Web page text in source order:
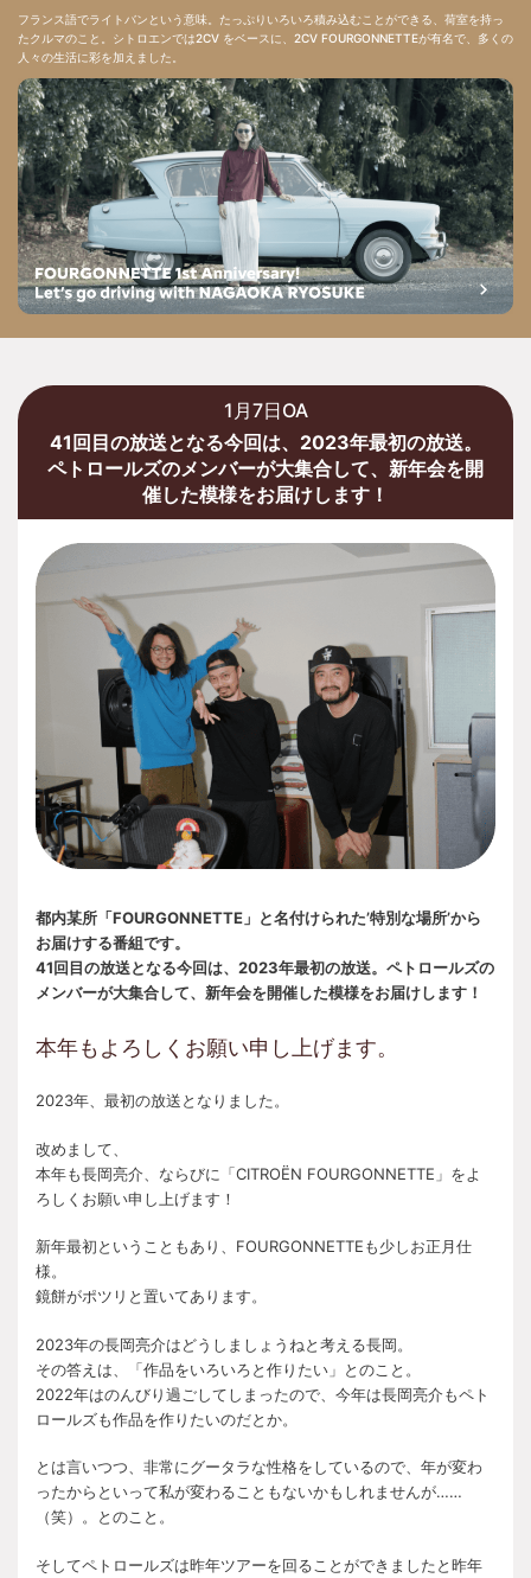
フランス語でライトバンという意味。たっぷりいろいろ積み込むことができる、荷室を持っ
たクルマのこと。シトロエンでは2CV をベースに、2CV FOURGONNETTEが有名で、多くの
人々の生活に彩を加えました。
1月7日OA
41回目の放送となる今回は、2023年最初の放送。
ペトロールズのメンバーが大集合して、新年会を開
催した模様をお届けします！
都内某所「FOURGONNETTE」と名付けられた’特別な場所’から
お届けする番組です。
41回目の放送となる今回は、2023年最初の放送。ペトロールズの
メンバーが大集合して、新年会を開催した模様をお届けします！
本年もよろしくお願い申し上げます。
2023年、最初の放送となりました。
改めまして、
本年も長岡亮介、ならびに「CITROËN FOURGONNETTE」をよ
ろしくお願い申し上げます！
新年最初ということもあり、FOURGONNETTEも少しお正月仕
様。
鏡餅がポツリと置いてあります。
2023年の長岡亮介はどうしましょうねと考える長岡。
その答えは、「作品をいろいろと作りたい」とのこと。
2022年はのんびり過ごしてしまったので、今年は長岡亮介もペト
ロールズも作品を作りたいのだとか。
とは言いつつ、非常にグータラな性格をしているので、年が変わ
ったからといって私が変わることもないかもしれませんが……
（笑）。とのこと。
そしてペトロールズは昨年ツアーを回ることができましたと昨年